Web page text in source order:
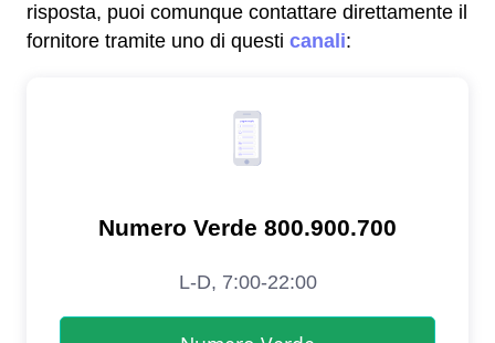
risposta, puoi comunque contattare direttamente il
fornitore tramite uno di questi canali: